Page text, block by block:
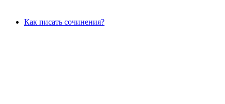
Как писать сочинения?